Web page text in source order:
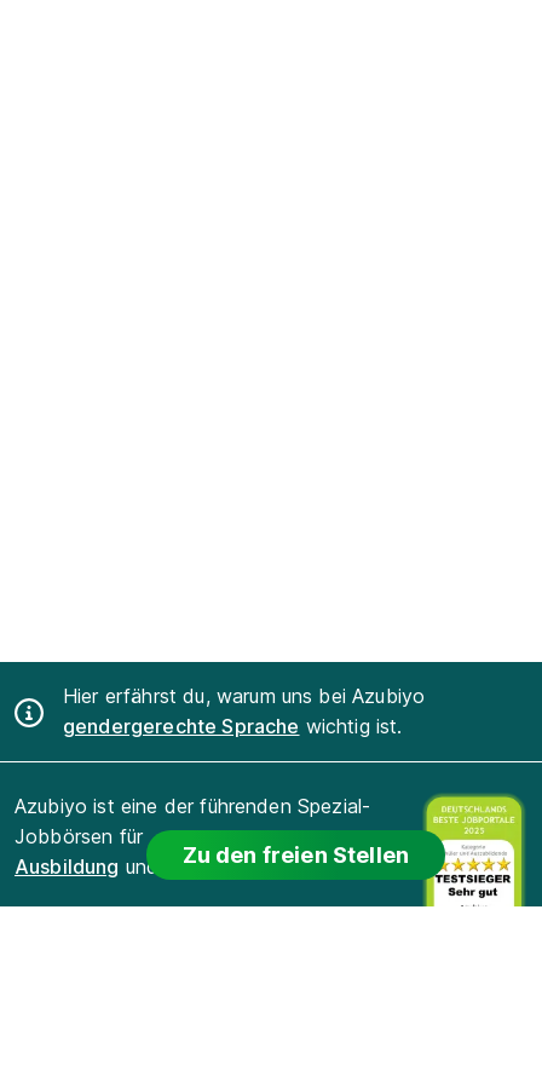
Zu den freien Stellen
Hier erfährst du, warum uns bei Azubiyo
gendergerechte Sprache wichtig ist.
Azubiyo ist eine der führenden Spezial-
Jobbörsen für
Ausbildung und Duales Studium.